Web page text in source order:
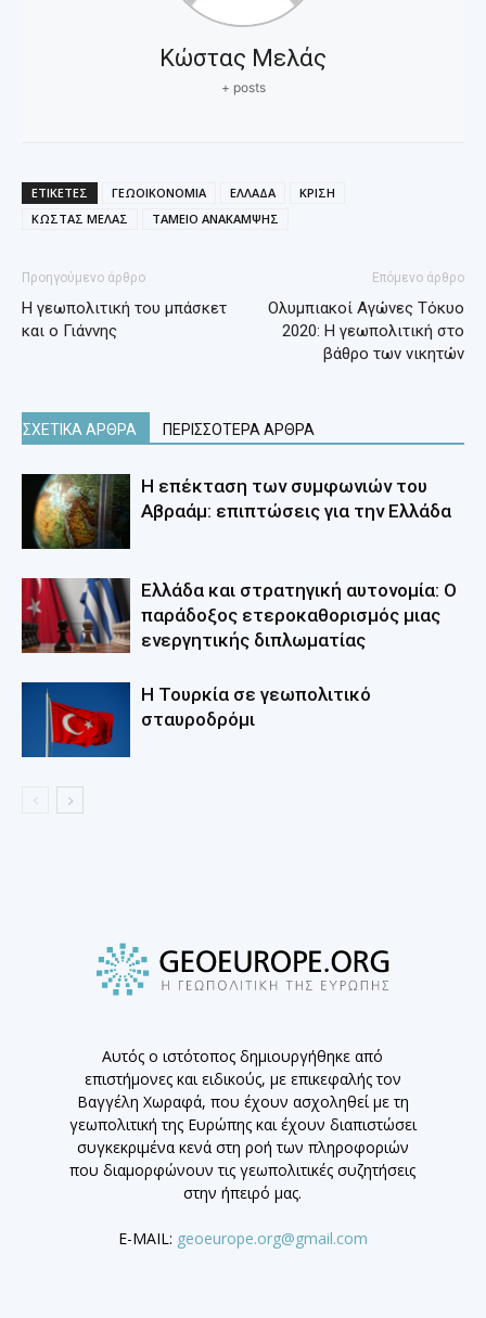
Κώστας Μελάς
+ posts
ΕΤΙΚΕΤΕΣ ΓΕΩΟΙΚΟΝΟΜΙΑ ΕΛΛΑΔΑ
ΚΡΙΣΗ
ΚΩΣΤΑΣ ΜΕΛΑΣ
ΤΑΜΕΙΟ ΑΝΑΚΑΜΨΗΣ
Προηγούμενο άρθρο
Η γεωπολιτική του μπάσκετ
και ο Γιάννης
Επόμενο άρθρο
Ολυμπιακοί Αγώνες Τόκυο
2020: Η γεωπολιτική στο
βάθρο των νικητών
ΣΧΕΤΙΚΑ ΑΡΘΡΑ ΠΕΡΙΣΣΟΤΕΡΑ ΑΡΘΡΑ
Η επέκταση των συμφωνιών του
Αβραάμ: επιπτώσεις για την Ελλάδα
Ελλάδα και στρατηγική αυτονομία: Ο
παράδοξος ετεροκαθορισμός μιας
ενεργητικής διπλωματίας
Η Τουρκία σε γεωπολιτικό
σταυροδρόμι
Αυτός ο ιστότοπος δημιουργήθηκε από
επιστήμονες και ειδικούς, με επικεφαλής τον
Βαγγέλη Χωραφά, που έχουν ασχοληθεί με τη
γεωπολιτική της Ευρώπης και έχουν διαπιστώσει
συγκεκριμένα κενά στη ροή των πληροφοριών
που διαμορφώνουν τις γεωπολιτικές συζητήσεις
στην ήπειρό μας.
E-MAIL: geoeurope.org@gmail.com